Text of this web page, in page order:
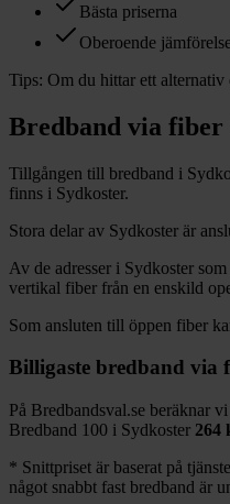
Bästa priserna
Oberoende
Tips: Om du hittar ett
Bredband via fiber
Tillgången till bredband i
finns i Sydkoster.
Stora delar av Sydkoster är
Av de adresser i Sydkoster
vertikal fiber från en enskild
Som ansluten till öppen fiber
Billigaste bredband via
På Bredbandsval.se beräknar
Bredband 100 i Sydkoster 264
* Snittpriset är baserat på
något snabbt fast bredband är